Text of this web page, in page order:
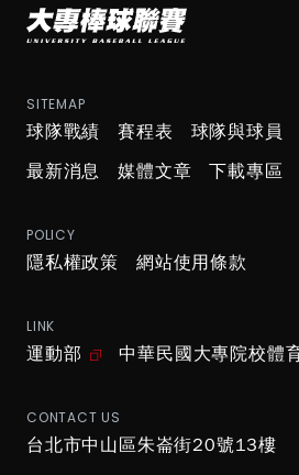
SITEMAP
球隊戰績 賽程表 球隊與球員
最新消息
媒體文章 下載專區
POLICY
隱私權政策 網站使用條款
LINK
運動部 中華民國大專院校體
CONTACT US
台北市中山區朱崙街20號13樓